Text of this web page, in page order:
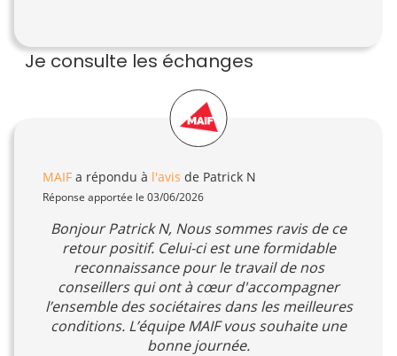
Je consulte les échanges
MAIF a répondu à l'avis de Patrick N
Réponse apportée le 03/06/2026
Bonjour Patrick N, Nous sommes ravis de ce
retour positif. Celui-ci est une formidable
reconnaissance pour le travail de nos
conseillers qui ont à cœur d'accompagner
l’ensemble des sociétaires dans les meilleures
conditions. L’équipe MAIF vous souhaite une
bonne journée.